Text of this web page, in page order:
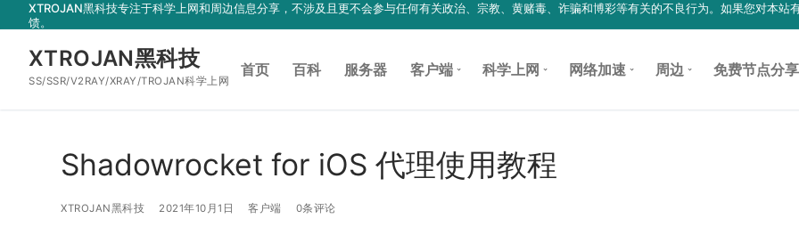
到
XTROJAN黑科技专注于科学上网和周边信息分享，不涉及且更不会参与任何有关政治、宗教、黄赌毒、诈骗和博彩等有关的不良行为。如果您对本站
馈。
XTROJAN黑科技
SS/SSR/V2RAY/XRAY/TROJAN科学上网
首页 百科 服务器 客户端 科学上网 网络加速 周边 免费节点分享
Shadowrocket for iOS 代理使用教程
XTROJAN黑科技 2021年10月1日 客户端 0条评论